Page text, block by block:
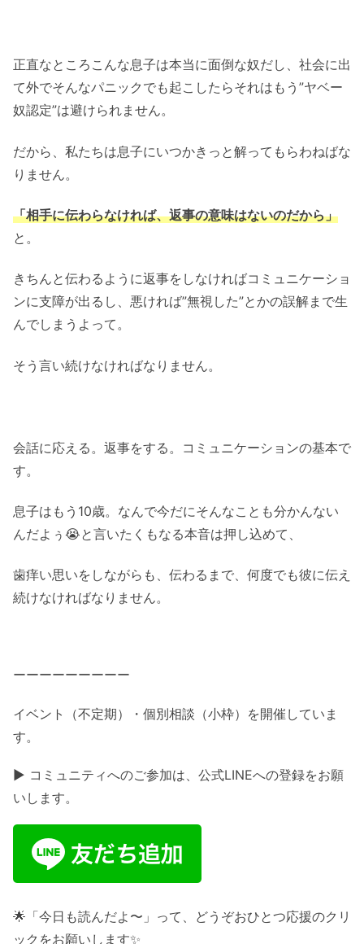
正直なところこんな息子は本当に面倒な奴だし、社会に出
て外でそんなパニックでも起こしたらそれはもう”ヤベー
奴認定”は避けられません。
だから、私たちは息子にいつかきっと解ってもらわねばな
りません。
「相手に伝わらなければ、返事の意味はないのだから」
と。
きちんと伝わるように返事をしなければコミュニケーショ
ンに支障が出るし、悪ければ”無視した”とかの誤解まで生
んでしまうよって。
そう言い続けなければなりません。
会話に応える。返事をする。コミュニケーションの基本で
す。
息子はもう10歳。なんで今だにそんなことも分かんない
んだよぅ😭と言いたくもなる本音は押し込めて、
歯痒い思いをしながらも、伝わるまで、何度でも彼に伝え
続けなければなりません。
ーーーーーーーーー
イベント（不定期）・個別相談（小枠）を開催していま
す。
▶ コミュニティへのご参加は、公式LINEへの登録をお願
いします。
🌟「今日も読んだよ〜」って、どうぞおひとつ応援のクリ
ックをお願いします✨